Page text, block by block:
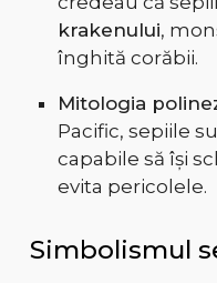
krakenului,
înghită corăbii.
Mitologia
Pacific, sepiile
capabile să își
evita pericolele.
Simbolismul